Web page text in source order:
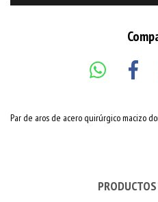
Par de aros de acero quirúrgico macizo